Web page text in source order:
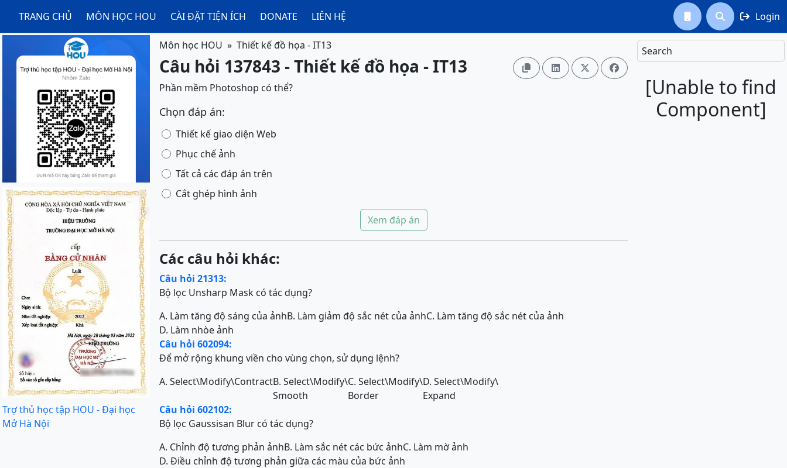
TRANG CHỦ MÔN HỌC HOU CÀI ĐẶT TIỆN ÍCH DONATE LIÊN HỆ   Login
Search
[Unable to find
Component]
Trợ thủ học tập HOU - Đại học
Mở Hà Nội
Môn học HOU Thiết kế đồ họa - IT13
Câu hỏi 137843 - Thiết kế đồ họa - IT13    
Phần mềm Photoshop có thể?
Chọn đáp án:
Thiết kế giao diện Web
Phục chế ảnh
Tất cả các đáp án trên
Cắt ghép hình ảnh
Xem đáp án
Các câu hỏi khác:
Câu hỏi 21313:
Bộ lọc Unsharp Mask có tác dụng?
A. Làm tăng độ sáng của ảnhB. Làm giảm độ sắc nét của ảnhC. Làm tăng độ sắc nét của ảnh
D. Làm nhòe ảnh
Câu hỏi 602094:
Để mở rộng khung viền cho vùng chọn, sử dụng lệnh?
A. Select\Modify\ContractB. Select\Modify\
Smooth
C. Select\Modify\
Border
D. Select\Modify\
Expand
Câu hỏi 602102:
Bộ lọc Gaussisan Blur có tác dụng?
A. Chỉnh độ tương phản ảnhB. Làm sắc nét các bức ảnhC. Làm mờ ảnh
D. Điều chỉnh độ tương phản giữa các màu của bức ảnh